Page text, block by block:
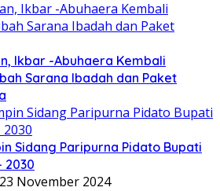
Ikbar -Abuhaera Kembali
Sarana Ibadah dan Paket
Sidang Paripurna Pidato Bupati
2030
23 November 2024